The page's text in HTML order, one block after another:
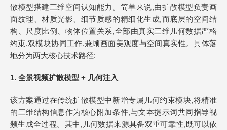
散模型搭建三维空间认知能力。简单来说,由扩散模型负责画
面纹理、材质光影、细节质感的精细化生成,而底层的空间结
构、尺度比例、物体位置关系,全部由真实三维几何数据严格
约束,双模块协同工作,兼顾画面美观度与空间真实性。具体落
地分为两大核心技术路径:
1. 全景视频扩散模型 + 几何注入
该方案通过在传统扩散模型中新增专属几何约束模块,将精准
的三维结构信息作为核心附加条件,与文本提示词共同指导视
频生成全过程。其中,几何数据来源具备双重可靠性,既可以依